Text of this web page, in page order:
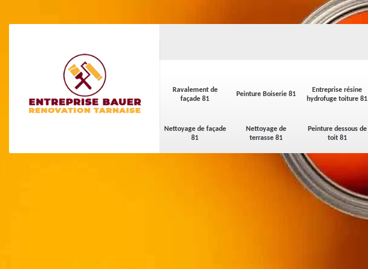
Ravalement de
façade 81
Peinture Boiserie 81
Entreprise résine
hydrofuge toiture 81
Nettoyage de façade
81
Nettoyage de
terrasse 81
Peinture dessous de
toit 81